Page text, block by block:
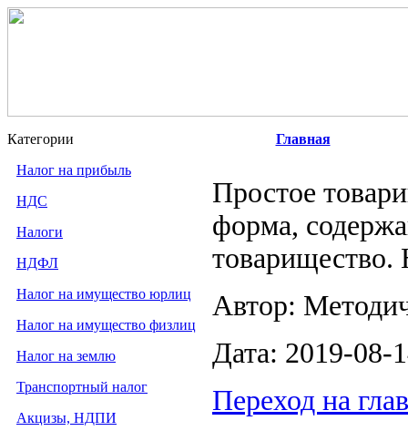
Категории
Налог на прибыль
НДС
Налоги
НДФЛ
Налог на имущество юрлиц
Налог на имущество физлиц
Налог на землю
Транспортный налог
Акцизы, НДПИ
Главная
Простое
форма,
товарищество.
Автор:
Дата: 2019-08-
Переход на